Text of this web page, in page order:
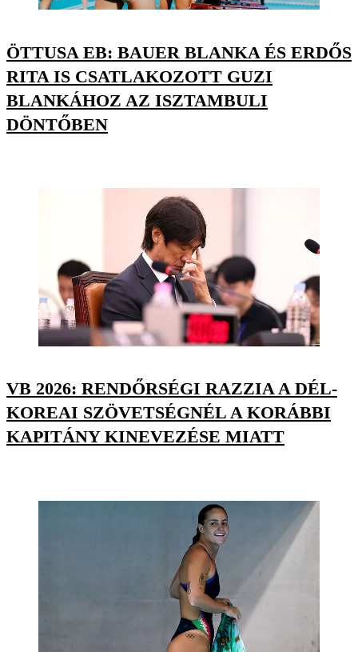
ÖTTUSA EB: BAUER BLANKA ÉS ERDŐS
RITA IS CSATLAKOZOTT GUZI
BLANKÁHOZ AZ ISZTAMBULI
DÖNTŐBEN
VB 2026: RENDŐRSÉGI RAZZIA A DÉL-
KOREAI SZÖVETSÉGNÉL A KORÁBBI
KAPITÁNY KINEVEZÉSE MIATT